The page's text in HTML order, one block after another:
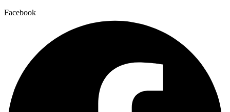
Facebook